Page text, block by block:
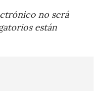
no será
están